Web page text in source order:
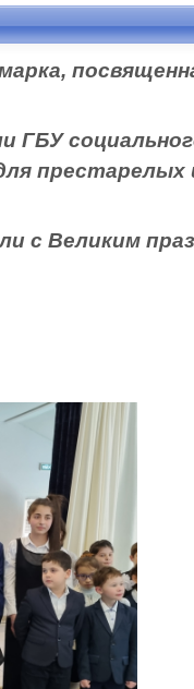
престарелых
Великим